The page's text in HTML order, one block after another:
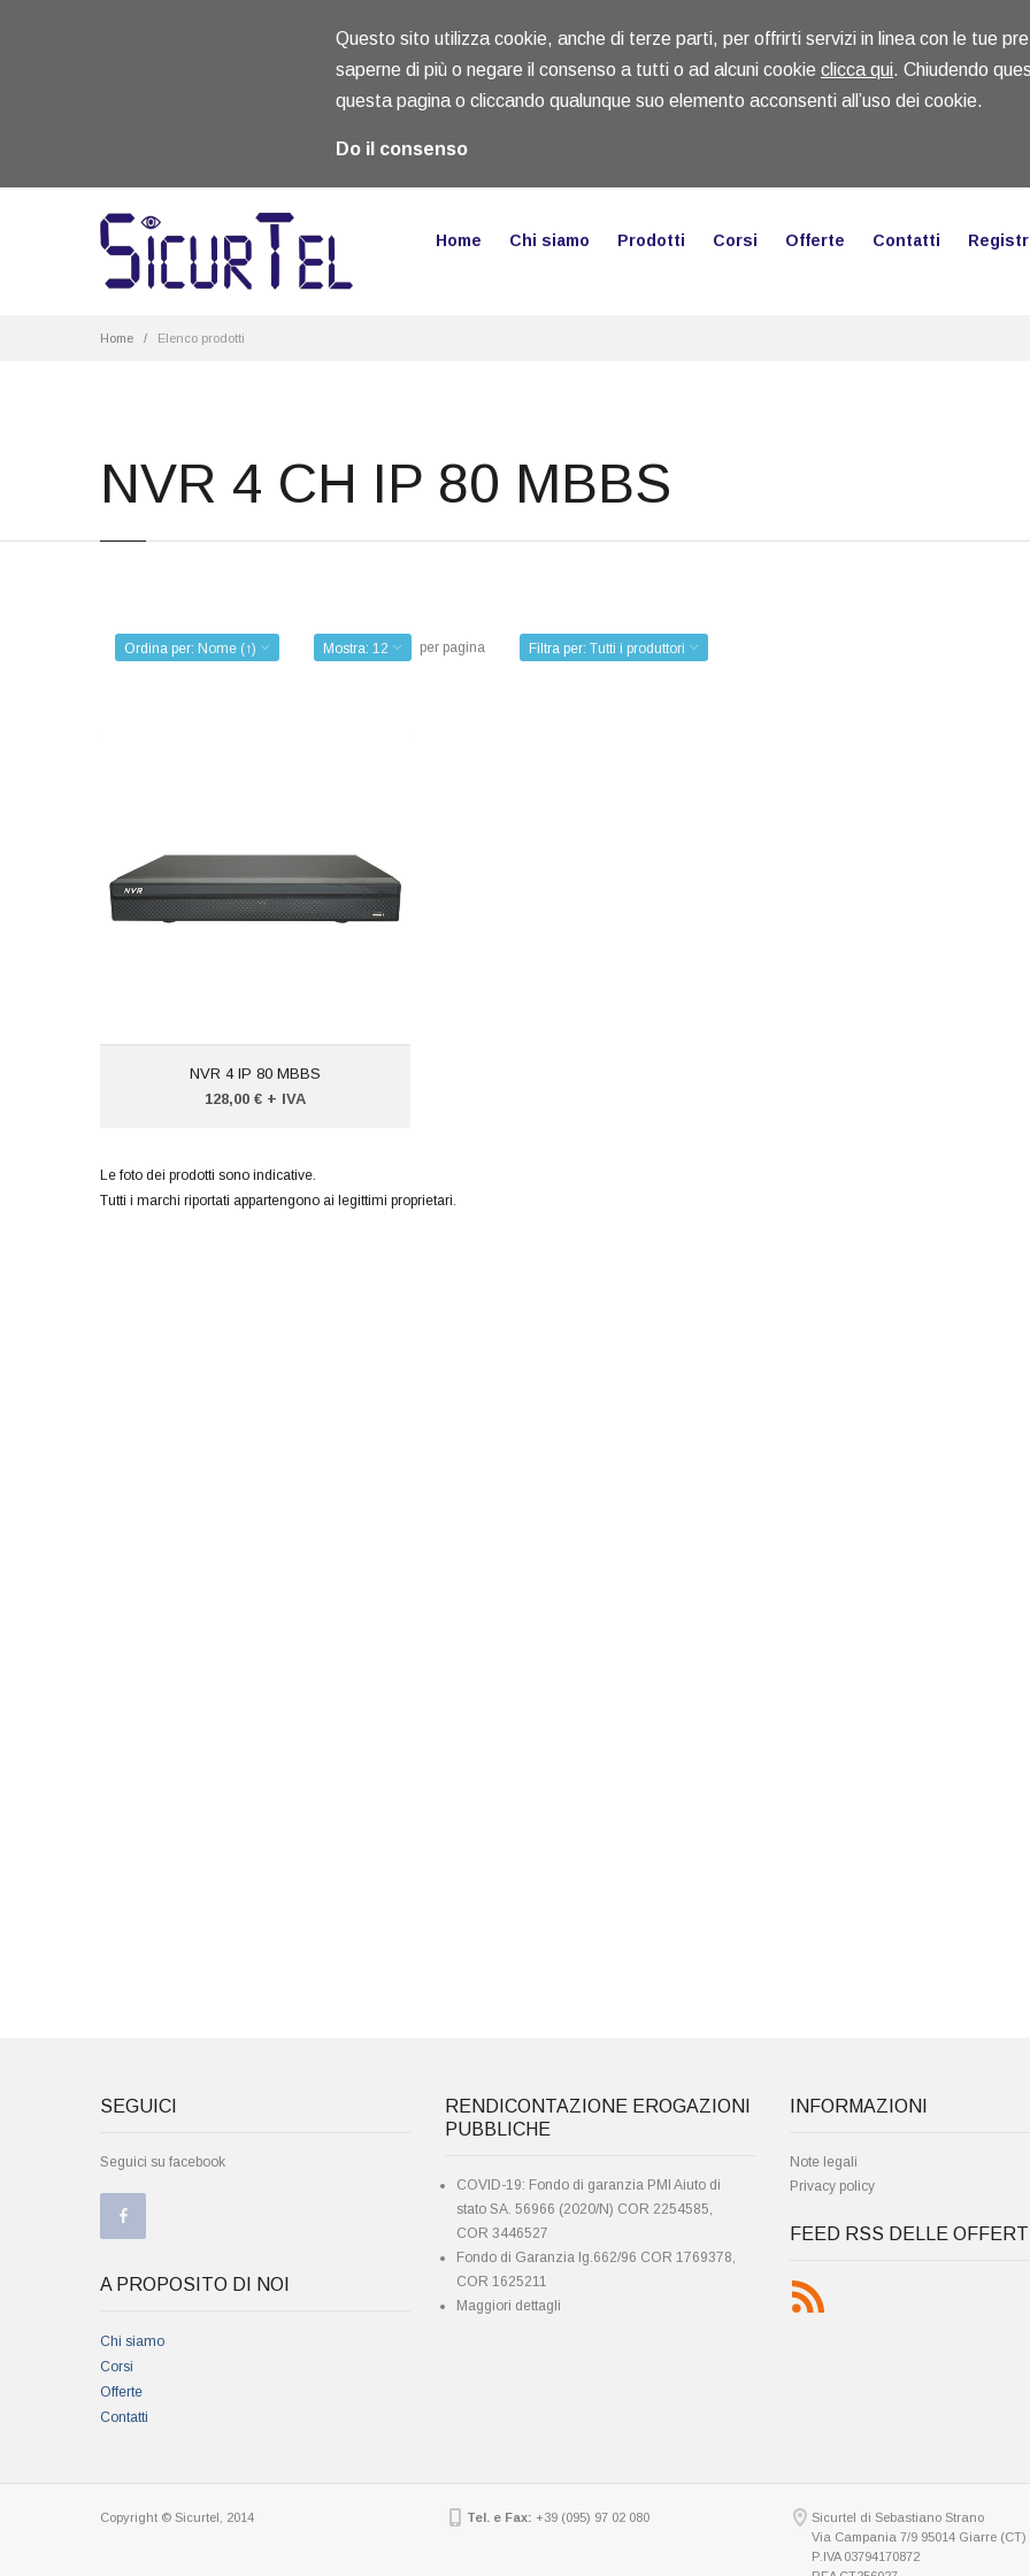
Questo sito utilizza cookie, anche di terze parti, per offrirti servizi in linea con le tue
saperne di più o negare il consenso a tutti o ad alcuni cookie clicca qui. Chiudendo
questa pagina o cliccando qualunque suo elemento acconsenti all’uso dei cookie.
Do il consenso
Home Chi siamo Prodotti Corsi Offerte Contatti
Home / Elenco prodotti
NVR 4 CH IP 80 MBBS
Ordina per: Nome (↑) Mostra: 12 per pagina Filtra per: Tutti i produttori
NVR 4 IP 80 MBBS
128,00 € + IVA
VISIOTECH
Le foto dei prodotti sono indicative.
Tutti i marchi riportati appartengono ai legittimi proprietari.
SEGUICI
Seguici su facebook
A PROPOSITO DI NOI
Chi siamo
Corsi
Offerte
Contatti
RENDICONTAZIONE EROGAZIONI
PUBBLICHE
COVID-19: Fondo di garanzia PMI Aiuto di
stato SA. 56966 (2020/N) COR 2254585,
COR 3446527
Fondo di Garanzia lg.662/96 COR 1769378,
COR 1625211
Maggiori dettagli
INFORMAZIONI
Note legali
Privacy policy
FEED RSS DELLE
Copyright © Sicurtel, 2014 Tel. e Fax: +39 (095) 97 02 080
Sicurtel di Sebastiano Strano
Via Campania 7/9 95014 Giarre (CT)
P.IVA 03794170872